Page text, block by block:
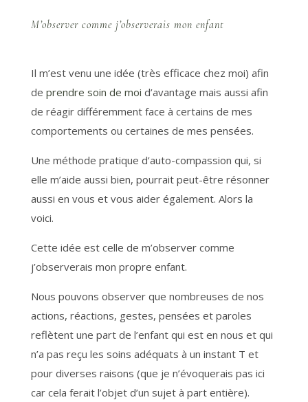
M’observer comme j’observerais mon enfant
Il m’est venu une idée (très efficace chez moi) afin
de prendre soin de moi d’avantage mais aussi afin
de réagir différemment face à certains de mes
comportements ou certaines de mes pensées.
Une méthode pratique d’auto-compassion qui, si
elle m’aide aussi bien, pourrait peut-être résonner
aussi en vous et vous aider également. Alors la
voici.
Cette idée est celle de m’observer comme
j’observerais mon propre enfant.
Nous pouvons observer que nombreuses de nos
actions, réactions, gestes, pensées et paroles
reflètent une part de l’enfant qui est en nous et qui
n’a pas reçu les soins adéquats à un instant T et
pour diverses raisons (que je n’évoquerais pas ici
car cela ferait l’objet d’un sujet à part entière).